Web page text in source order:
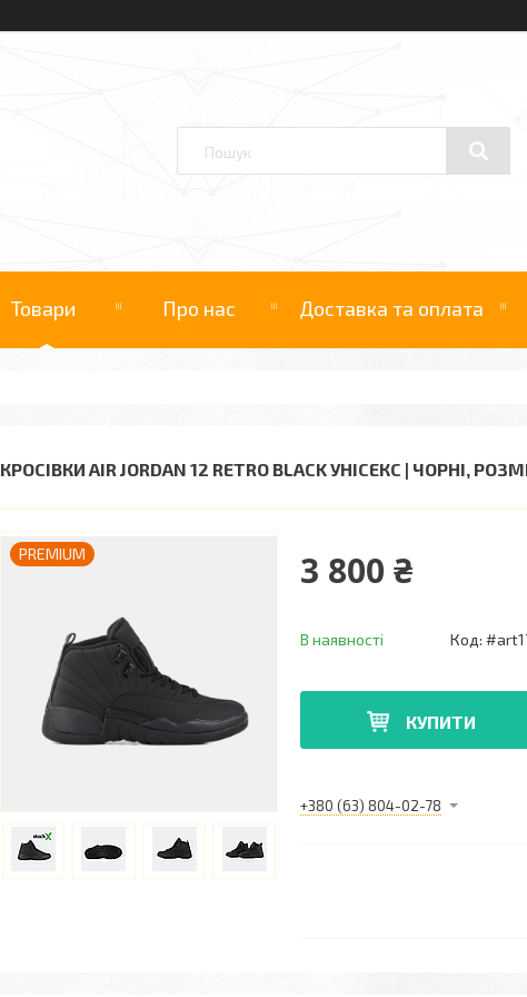
Товари Про нас Доставка та оплата
КРОСІВКИ AIR JORDAN 12 RETRO BLACK УНІСЕКС | ЧОРНІ,
PREMIUM 3 800 ₴
В наявності Код:
КУПИТИ
+380 (63) 804-02-78